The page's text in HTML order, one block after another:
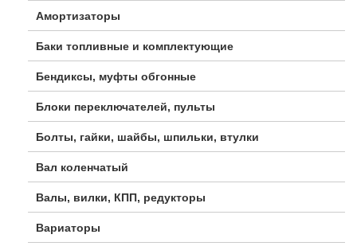
Амортизаторы
Баки топливные и комплектующие
Бендиксы, муфты обгонные
Блоки переключателей, пульты
Болты, гайки, шайбы, шпильки, втулки
Вал коленчатый
Валы, вилки, КПП, редукторы
Вариаторы